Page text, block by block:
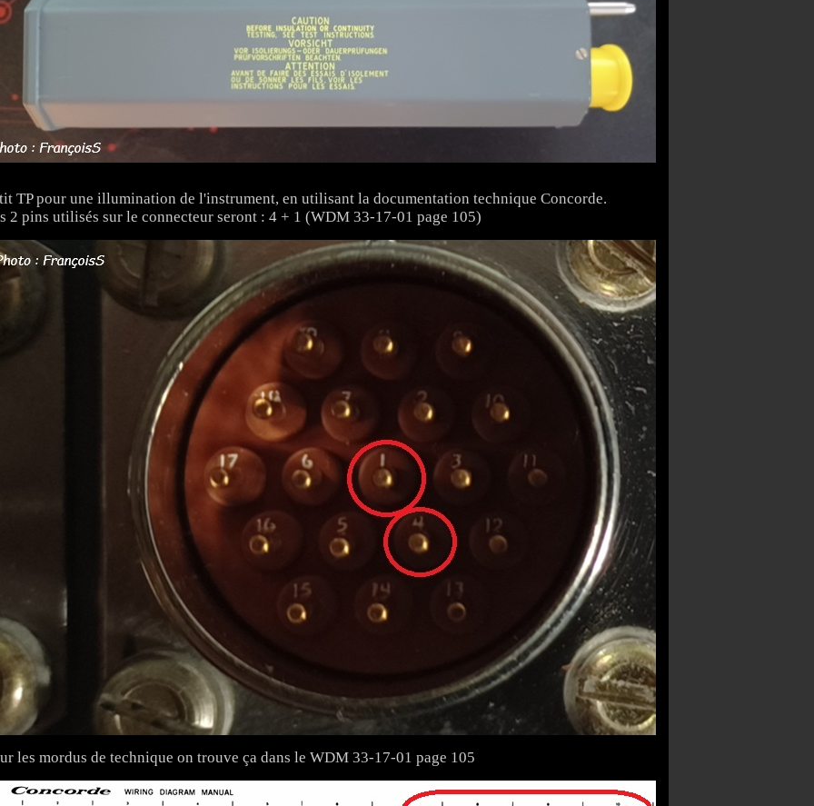
TP pour une illumination de l'instrument, en utilisant la documentation technique Concorde.
2 pins utilisés sur le connecteur seront : 4 + 1 (WDM 33-17-01 page 105)
les mordus de technique on trouve ça dans le WDM 33-17-01 page 105